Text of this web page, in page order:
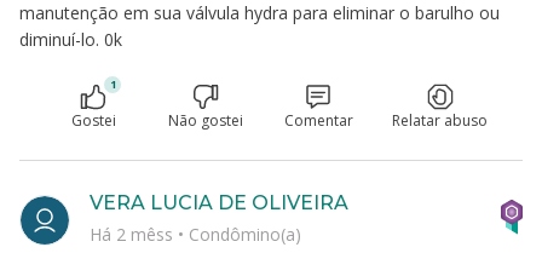
manutenção em sua válvula hydra para eliminar o barulho ou
diminuí-lo. 0k
1
Gostei Não gostei Comentar Relatar abuso
VERA LUCIA DE OLIVEIRA
Há 2 mêss • Condômino(a)